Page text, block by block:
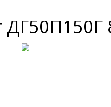
ДГ50П150Г